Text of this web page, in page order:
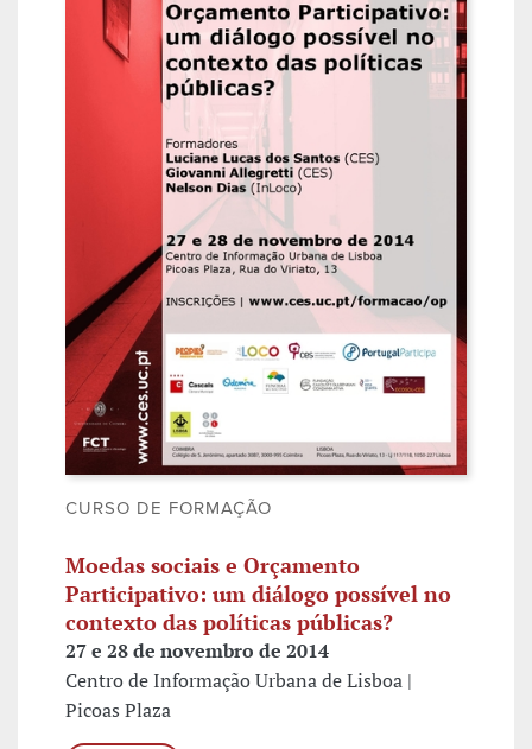
CURSO DE FORMAÇÃO
Moedas sociais e Orçamento
Participativo: um diálogo possível no
contexto das políticas públicas?
27 e 28 de novembro de 2014
Centro de Informação Urbana de Lisboa |
Picoas Plaza